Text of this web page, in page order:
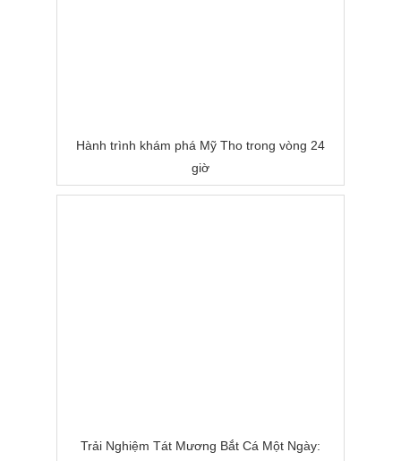
Hành trình khám phá Mỹ Tho trong vòng 24
giờ
Trải Nghiệm Tát Mương Bắt Cá Một Ngày: